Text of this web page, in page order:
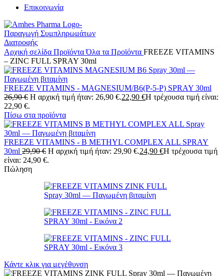
Επικοινωνία
Αρχική σελίδα ΠροϊόνταΌλα τα Προϊόντα FREEZE VITAMINS
– ZINC FULL SPRAY 30ml
FREEZE VITAMINS - MAGNESIUM/B6(P-5-P) SPRAY 30ml
26,90€ Η αρχική τιμή ήταν: 26,90 €.22,90 €Η τρέχουσα τιμή είναι:
22,90 €.
Πίσω στα προϊόντα
FREEZE VITAMINS - B METHYL COMPLEX ALL SPRAY
30ml 29,90€ Η αρχική τιμή ήταν: 29,90 €.24,90 €Η τρέχουσα τιμή
είναι: 24,90 €.
Πώληση
Κάντε κλικ για μεγέθυνση